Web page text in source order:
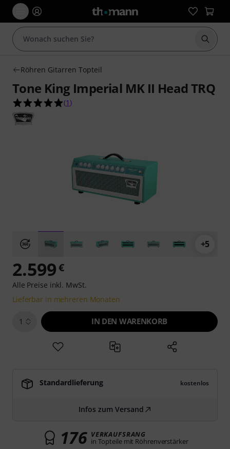
Suche
Röhren Gitarren Topteil
Tone King Imperial MK II Head TRQ
5.0 von 5 Sternen aus 1 Kundenbewertungen
(1 )
+5
2.599€
Alle Preise inkl. MwSt.
Lieferbar in mehreren Monaten
1 IN DEN WARENKORB
Standardlieferung kostenlos
Infos zum Versand
176 VERKAUFSRANG
in Topteile mit Röhrenverstärker